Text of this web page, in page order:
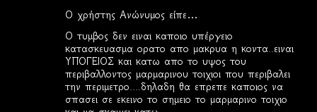
Ο χρήστης Ανώνυμος είπε…
Ο τυμβος δεν ειναι καποιο υπέργειο
κατασκευασμα ορατο απο μακρυα η κοντα..ειναι
ΥΠΟΓΕΙΟΣ και κατω απο το υψος του
περιβαλλοντος μαρμαρινου τοιχιοι που περιβαλει
την περιμετρο....δηλαδη θα επρεπε καποιος να
σπασει σε εκεινο το σημειο το μαρμαρινο τοιχιο